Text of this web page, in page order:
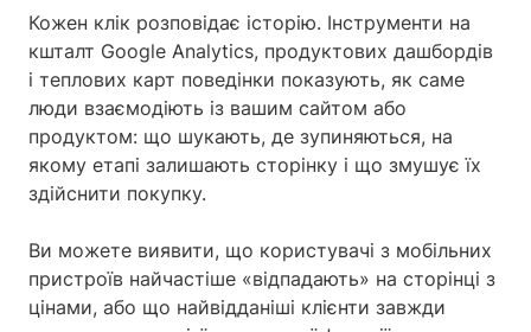
Кожен клік розповідає історію. Інструменти на
кшталт Google Analytics, продуктових дашбордів
і теплових карт поведінки показують, як саме
люди взаємодіють із вашим сайтом або
продуктом: що шукають, де зупиняються, на
якому етапі залишають сторінку і що змушує їх
здійснити покупку.
Ви можете виявити, що користувачі з мобільних
пристроїв найчастіше «відпадають» на сторінці з
цінами, або що найвідданіші клієнти завжди